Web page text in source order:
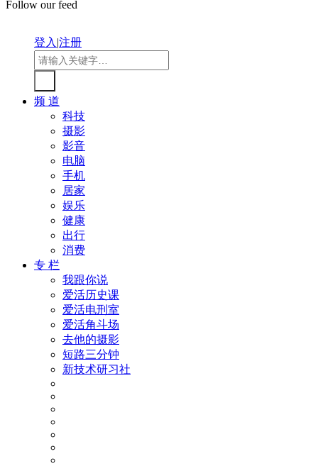
Follow our feed
登入|注册
频 道
科技
摄影
影音
电脑
手机
居家
娱乐
健康
出行
消费
专 栏
我跟你说
爱活历史课
爱活电刑室
爱活角斗场
去他的摄影
短路三分钟
新技术研习社